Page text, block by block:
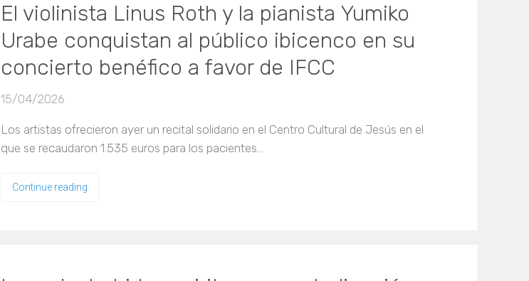
El violinista Linus Roth y la pianista Yumiko
Urabe conquistan al público ibicenco en su
concierto benéfico a favor de IFCC
15/04/2026
Los artistas ofrecieron ayer un recital solidario en el Centro Cultural de Jesús en el
que se recaudaron 1.535 euros para los pacientes…
Continue reading